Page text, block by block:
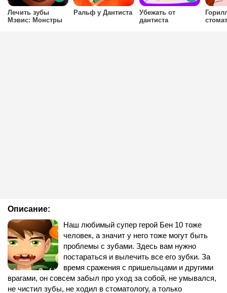
Описание:
Наш любимый супер герой Бен 10 тоже
человек, а значит у него тоже могут быть
проблемы с зубами. Здесь вам нужно
постараться и вылечить все его зубки. За
время сражения с пришельцами и другими
врагами, он совсем забыл про уход за собой, не умывался,
не чистил зубы, не ходил в стоматологу, а только
Лечить зубы
Мэвис: Монстры
Ральф у Дантиста
Убежать от
дантиста